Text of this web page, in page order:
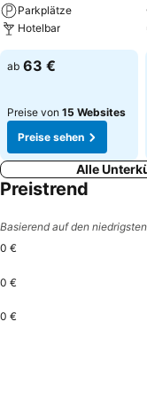
Parkplätze
Hotelbar
ab 63 €
Preise von 15 Websites
Preise sehen
Alle
Preistrend
Basierend auf den
0 €
0 €
0 €